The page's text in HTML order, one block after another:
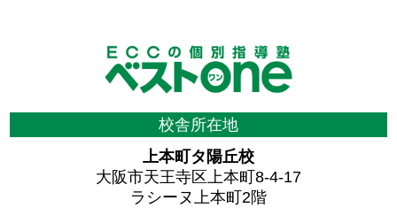
校舎所在地
上本町タ陽丘校
大阪市天王寺区上本町8-4-17
ラシーヌ上本町2階